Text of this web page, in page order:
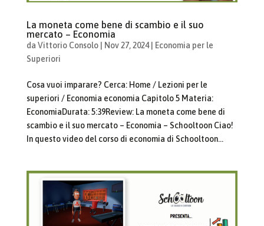
La moneta come bene di scambio e il suo
mercato – Economia
da Vittorio Consolo| Nov 27, 2024| Economia per le
Superiori
Cosa vuoi imparare? Cerca: Home / Lezioni per le
superiori / Economia economia Capitolo 5 Materia:
EconomiaDurata: 5:39Review: La moneta come bene di
scambio e il suo mercato – Economia – Schooltoon Ciao!
In questo video del corso di economia di Schooltoon...